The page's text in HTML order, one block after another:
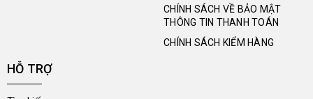
CHÍNH SÁCH VỀ BẢO MẬT
THÔNG TIN THANH TOÁN
CHÍNH SÁCH KIỂM HÀNG
HỖ TRỢ